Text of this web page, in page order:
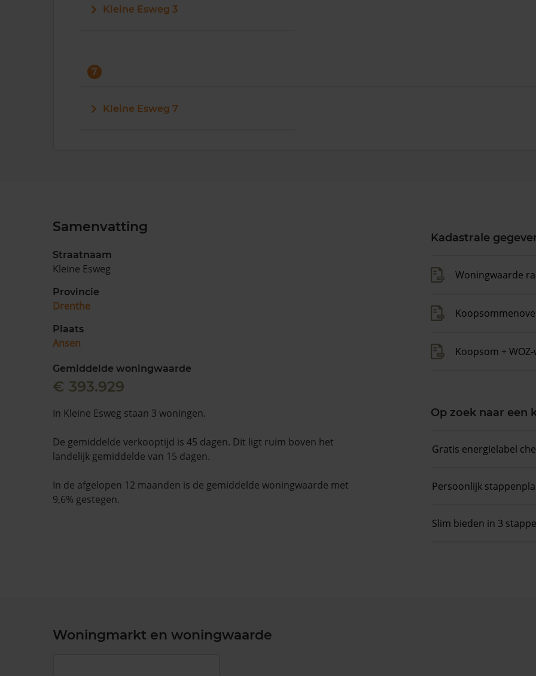
Kleine Esweg 3
7
Kleine Esweg 7
Samenvatting
Straatnaam
Kleine Esweg
Provincie
Drenthe
Plaats
Ansen
Gemiddelde woningwaarde
€ 393.929
In Kleine Esweg staan 3 woningen.
De gemiddelde verkooptijd is 45 dagen. Dit ligt ruim boven het
landelijk gemiddelde van 15 dagen.
In de afgelopen 12 maanden is de gemiddelde woningwaarde met
9,6% gestegen.
Kadastrale
Woningwaarde
Koopsom +
Op zoek naar een
Gratis energielabel
Persoonlijk
Slim bieden in 3
Woningmarkt en woningwaarde